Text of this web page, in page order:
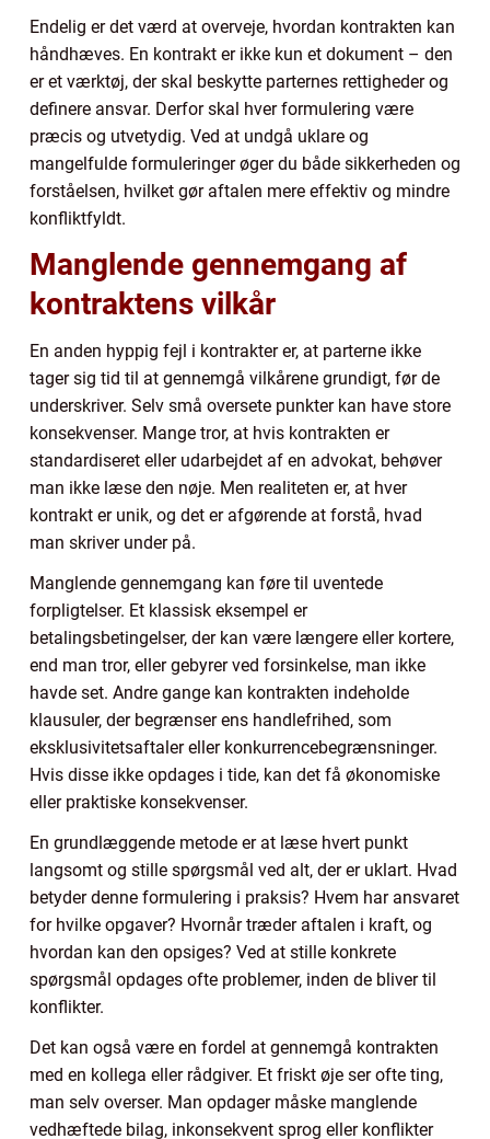
Endelig er det værd at overveje, hvordan kontrakten kan
håndhæves. En kontrakt er ikke kun et dokument – den
er et værktøj, der skal beskytte parternes rettigheder og
definere ansvar. Derfor skal hver formulering være
præcis og utvetydig. Ved at undgå uklare og
mangelfulde formuleringer øger du både sikkerheden og
forståelsen, hvilket gør aftalen mere effektiv og mindre
konfliktfyldt.
Manglende gennemgang af
kontraktens vilkår
En anden hyppig fejl i kontrakter er, at parterne ikke
tager sig tid til at gennemgå vilkårene grundigt, før de
underskriver. Selv små oversete punkter kan have store
konsekvenser. Mange tror, at hvis kontrakten er
standardiseret eller udarbejdet af en advokat, behøver
man ikke læse den nøje. Men realiteten er, at hver
kontrakt er unik, og det er afgørende at forstå, hvad
man skriver under på.
Manglende gennemgang kan føre til uventede
forpligtelser. Et klassisk eksempel er
betalingsbetingelser, der kan være længere eller kortere,
end man tror, eller gebyrer ved forsinkelse, man ikke
havde set. Andre gange kan kontrakten indeholde
klausuler, der begrænser ens handlefrihed, som
eksklusivitetsaftaler eller konkurrencebegrænsninger.
Hvis disse ikke opdages i tide, kan det få økonomiske
eller praktiske konsekvenser.
En grundlæggende metode er at læse hvert punkt
langsomt og stille spørgsmål ved alt, der er uklart. Hvad
betyder denne formulering i praksis? Hvem har ansvaret
for hvilke opgaver? Hvornår træder aftalen i kraft, og
hvordan kan den opsiges? Ved at stille konkrete
spørgsmål opdages ofte problemer, inden de bliver til
konflikter.
Det kan også være en fordel at gennemgå kontrakten
med en kollega eller rådgiver. Et friskt øje ser ofte ting,
man selv overser. Man opdager måske manglende
vedhæftede bilag, inkonsekvent sprog eller konflikter